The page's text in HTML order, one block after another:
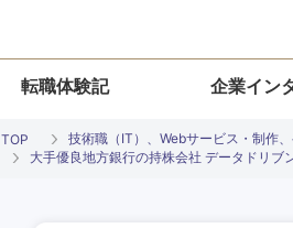
転職体験記 企業イン
TOP
技術職（IT）、Webサービス・制作
大手優良地方銀行の持株会社 データドリ